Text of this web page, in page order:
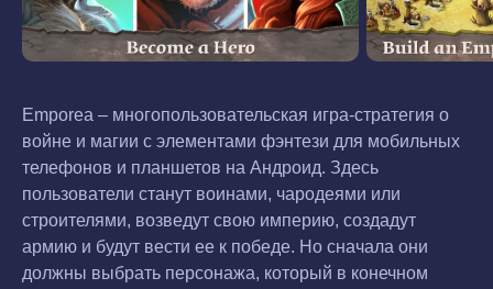
Emporea – многопользовательская игра-стратегия о
войне и магии с элементами фэнтези для мобильных
телефонов и планшетов на Андроид. Здесь
пользователи станут воинами, чародеями или
строителями, возведут свою империю, создадут
армию и будут вести ее к победе. Но сначала они
должны выбрать персонажа, который в конечном